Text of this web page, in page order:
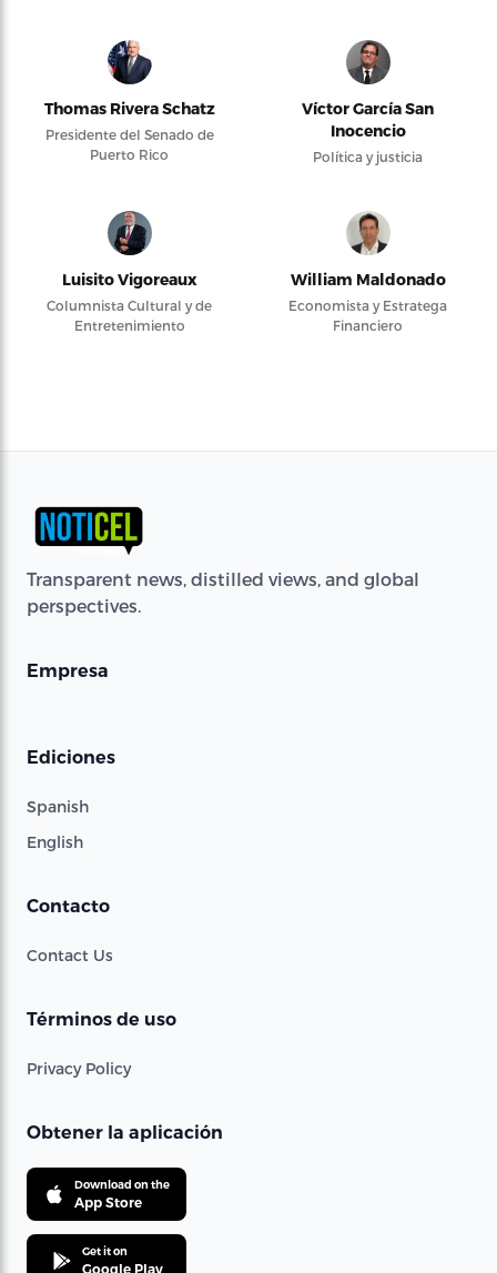
Thomas Rivera Schatz
Presidente del Senado de
Puerto Rico
Víctor García San
Inocencio
Política y justicia
Luisito Vigoreaux
Columnista Cultural y de
Entretenimiento
William Maldonado
Economista y Estratega
Financiero
Transparent news, distilled views, and global
perspectives.
Empresa
Ediciones
Spanish
English
Contacto
Contact Us
Términos de uso
Privacy Policy
Obtener la aplicación
Download on the
App Store
Get it on
Google Play